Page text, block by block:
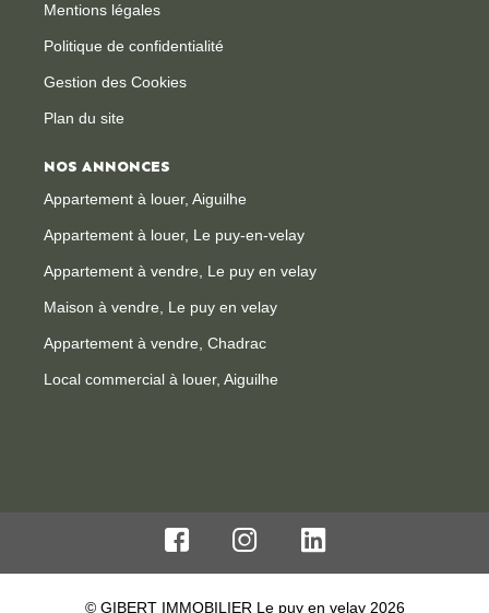
Mentions légales
Politique de confidentialité
Gestion des Cookies
Plan du site
NOS ANNONCES
Appartement à louer, Aiguilhe
Appartement à louer, Le puy-en-velay
Appartement à vendre, Le puy en velay
Maison à vendre, Le puy en velay
Appartement à vendre, Chadrac
Local commercial à louer, Aiguilhe
© GIBERT IMMOBILIER Le puy en velay 2026